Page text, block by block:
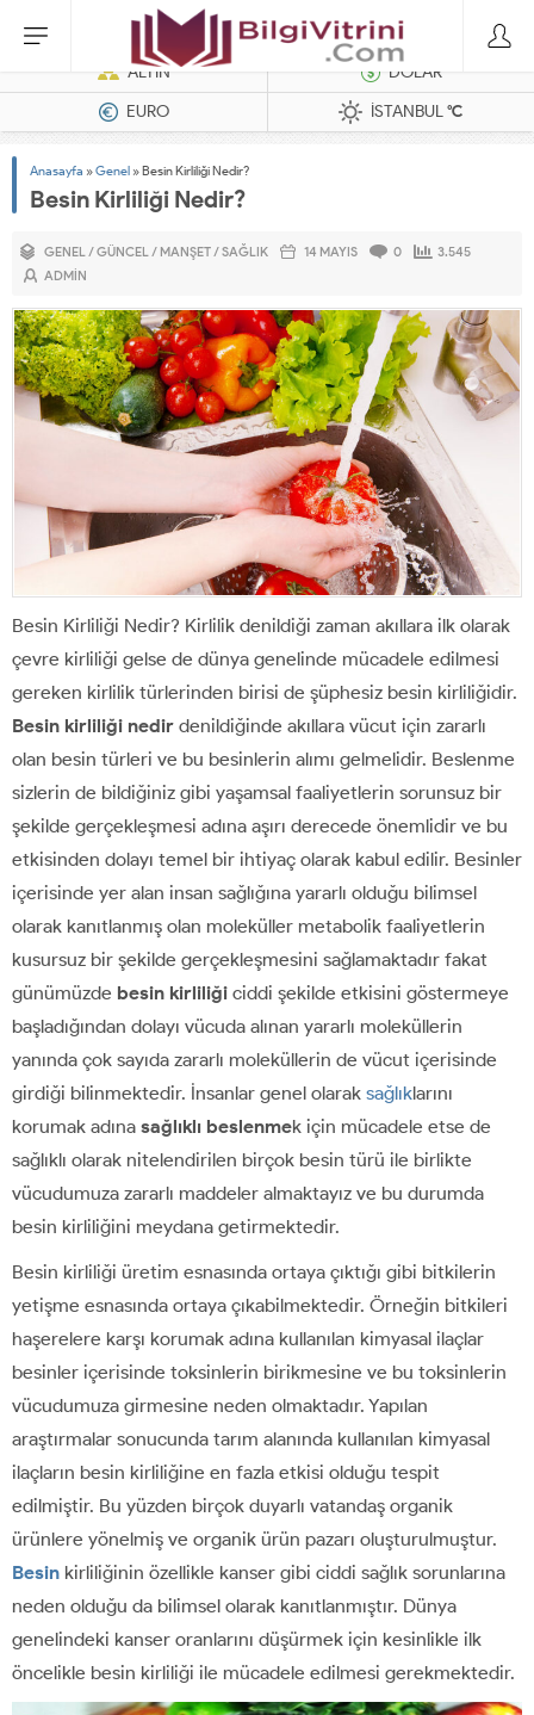
Dizel Jeneratörler
ALTIN
DOLAR
EURO
İSTANBUL°C
Anasayfa »Genel »Besin Kirliliği Nedir?
Besin Kirliliği Nedir?
GENEL/GÜNCEL/ MANŞET/SAĞLIK 14 MAYIS 0
3.545
ADMIN
Besin Kirliliği Nedir? Kirlilik denildiği zaman akıllara ilk olarak
çevre kirliliği gelse de dünya genelinde mücadele edilmesi
gereken kirlilik türlerinden birisi de şüphesiz besin kirliliğidir.
Besin kirliliği nedir denildiğinde akıllara vücut için zararlı
olan besin türleri ve bu besinlerin alımı gelmelidir. Beslenme
sizlerin de bildiğiniz gibi yaşamsal faaliyetlerin sorunsuz bir
şekilde gerçekleşmesi adına aşırı derecede önemlidir ve bu
etkisinden dolayı temel bir ihtiyaç olarak kabul edilir. Besinler
içerisinde yer alan insan sağlığına yararlı olduğu bilimsel
olarak kanıtlanmış olan moleküller metabolik faaliyetlerin
kusursuz bir şekilde gerçekleşmesini sağlamaktadır fakat
günümüzde besin kirliliği ciddi şekilde etkisini göstermeye
başladığından dolayı vücuda alınan yararlı moleküllerin
yanında çok sayıda zararlı moleküllerin de vücut içerisinde
girdiği bilinmektedir. İnsanlar genel olarak sağlıklarını
korumak adına sağlıklı beslenmek için mücadele etse de
sağlıklı olarak nitelendirilen birçok besin türü ile birlikte
vücudumuza zararlı maddeler almaktayız ve bu durumda
besin kirliliğini meydana getirmektedir.
Besin kirliliği üretim esnasında ortaya çıktığı gibi bitkilerin
yetişme esnasında ortaya çıkabilmektedir. Örneğin bitkileri
haşerelere karşı korumak adına kullanılan kimyasal ilaçlar
besinler içerisinde toksinlerin birikmesine ve bu toksinlerin
vücudumuza girmesine neden olmaktadır. Yapılan
araştırmalar sonucunda tarım alanında kullanılan kimyasal
ilaçların besin kirliliğine en fazla etkisi olduğu tespit
edilmiştir. Bu yüzden birçok duyarlı vatandaş organik
ürünlere yönelmiş ve organik ürün pazarı oluşturulmuştur.
Besin kirliliğinin özellikle kanser gibi ciddi sağlık sorunlarına
neden olduğu da bilimsel olarak kanıtlanmıştır. Dünya
genelindeki kanser oranlarını düşürmek için kesinlikle ilk
öncelikle besin kirliliği ile mücadele edilmesi gerekmektedir.